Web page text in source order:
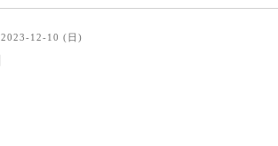
2023-12-10 (日)